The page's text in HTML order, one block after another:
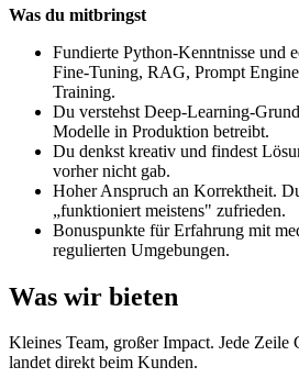
Was du mitbringst
Fundierte Python-Kenntnisse und
Fine-Tuning, RAG, Prompt
Training.
Du verstehst Deep-Learning-
Modelle in Produktion betreibt.
Du denkst kreativ und findest
vorher nicht gab.
Hoher Anspruch an Korrektheit.
„funktioniert meistens" zufrieden.
Bonuspunkte für Erfahrung mit
regulierten Umgebungen.
Was wir bieten
Kleines Team, großer Impact. Jede Zeile
landet direkt beim Kunden.